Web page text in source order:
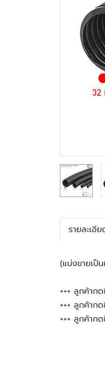
รายละเอี
(แบ่งขายเ
+++ ลูกค้าก
+++ ลูกค้าก
+++ ลูกค้าก